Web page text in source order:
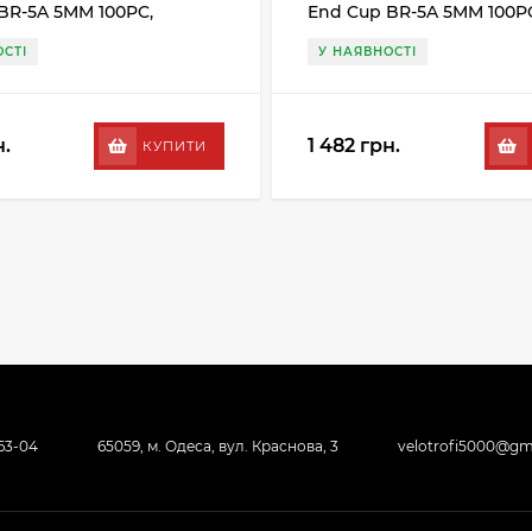
5A 5MM 100PC,
КУПИТИ
End Cup BR-5A 5MM
У НАЯВНОСТІ
1 482 грн.
04 65059, м. Одеса, вул. Краснова, 3